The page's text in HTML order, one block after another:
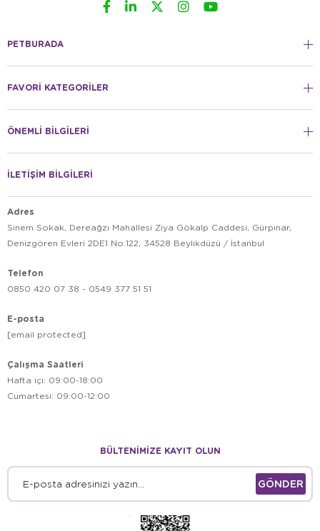
PETBURADA
FAVORİ KATEGORİLER
ÖNEMLİ BİLGİLERİ
İLETİŞİM BİLGİLERİ
Adres
Sinem Sokak, Dereağzı Mahallesi Ziya Gökalp Caddesi, Gürpınar,
Denizgören Evleri 2DE1 No:122, 34528 Beylikdüzü / İstanbul
Telefon
0850 420 07 38 - 0549 377 51 51
E-posta
[email protected]
Çalışma Saatleri
Hafta içi: 09:00-18:00
Cumartesi: 09:00-12:00
BÜLTENİMİZE KAYIT OLUN
GÖNDER